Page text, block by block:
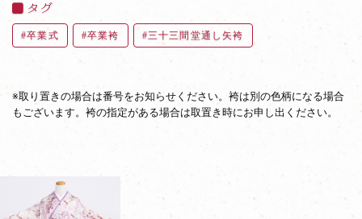
タグ
卒業式 卒業袴 三十三間堂通し矢袴
※取り置きの場合は番号をお知らせください。袴は別の色柄になる場合
もございます。袴の指定がある場合は取置き時にお申し出ください。